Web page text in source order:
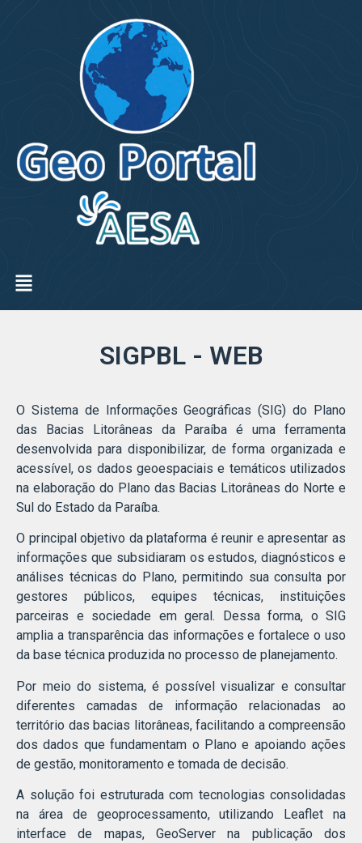
SIGPBL - WEB
O Sistema de Informações Geográficas (SIG) do Plano
das Bacias Litorâneas da Paraíba é uma ferramenta
desenvolvida para disponibilizar, de forma organizada e
acessível, os dados geoespaciais e temáticos utilizados
na elaboração do Plano das Bacias Litorâneas do Norte e
Sul do Estado da Paraíba.
O principal objetivo da plataforma é reunir e apresentar as
informações que subsidiaram os estudos, diagnósticos e
análises técnicas do Plano, permitindo sua consulta por
gestores públicos, equipes técnicas, instituições
parceiras e sociedade em geral. Dessa forma, o SIG
amplia a transparência das informações e fortalece o uso
da base técnica produzida no processo de planejamento.
Por meio do sistema, é possível visualizar e consultar
diferentes camadas de informação relacionadas ao
território das bacias litorâneas, facilitando a compreensão
dos dados que fundamentam o Plano e apoiando ações
de gestão, monitoramento e tomada de decisão.
A solução foi estruturada com tecnologias consolidadas
na área de geoprocessamento, utilizando Leaflet na
interface de mapas, GeoServer na publicação dos